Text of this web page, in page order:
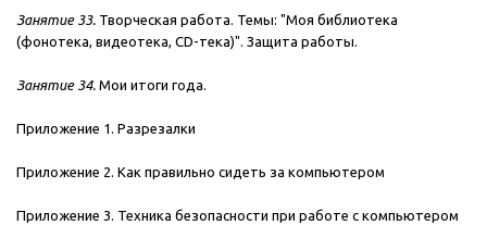
Занятие 33. Творческая работа. Темы: "Моя библиотека
(фонотека, видеотека, CD-тека)". Защита работы.
Занятие 34. Мои итоги года.
Приложение 1. Разрезалки
Приложение 2. Как правильно сидеть за компьютером
Приложение 3. Техника безопасности при работе с компьютером